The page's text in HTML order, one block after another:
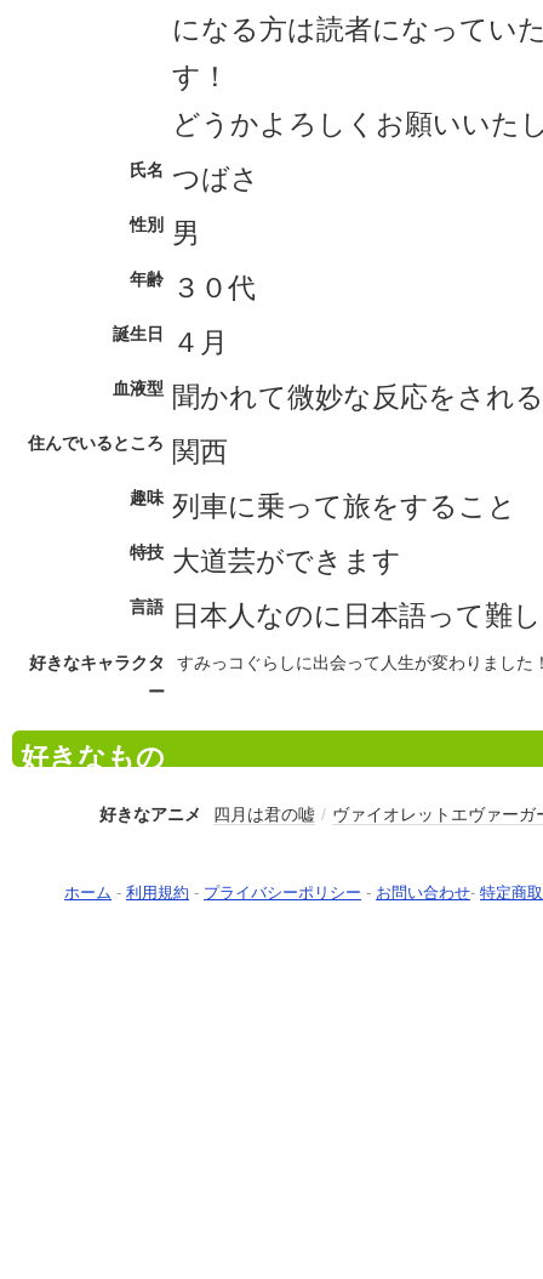
になる方は読者になってい
す！
どうかよろしくお願いいた
氏名 つばさ
性別 男
年齢 ３０代
誕生日 ４月
血液型 聞かれて微妙な反応をされ
住んでいるところ 関西
趣味 列車に乗って旅をすること
特技 大道芸ができます
言語 日本人なのに日本語って難
好きなキャラクタ
ー
すみっコぐらしに出会って人生が変わりました
好きなもの
好きなアニメ 四月は君の嘘 / ヴァイオレットエヴァーガ
ホーム - 利用規約 - プライバシーポリシー - お問い合わせ- 特定商